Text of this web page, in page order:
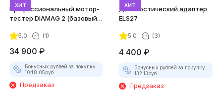
хит
Профессиональный мотор-
тестер DIAMAG 2 (базовый
5.0 (1)
34 900 ₽
Бонусных рублей за покупку:
1048.05руб.
Предзаказ
хит
Диагностический адаптер
ELS27
5.0 (3)
4 400 ₽
Бонусных рублей за покупку:
132.13руб.
Предзаказ